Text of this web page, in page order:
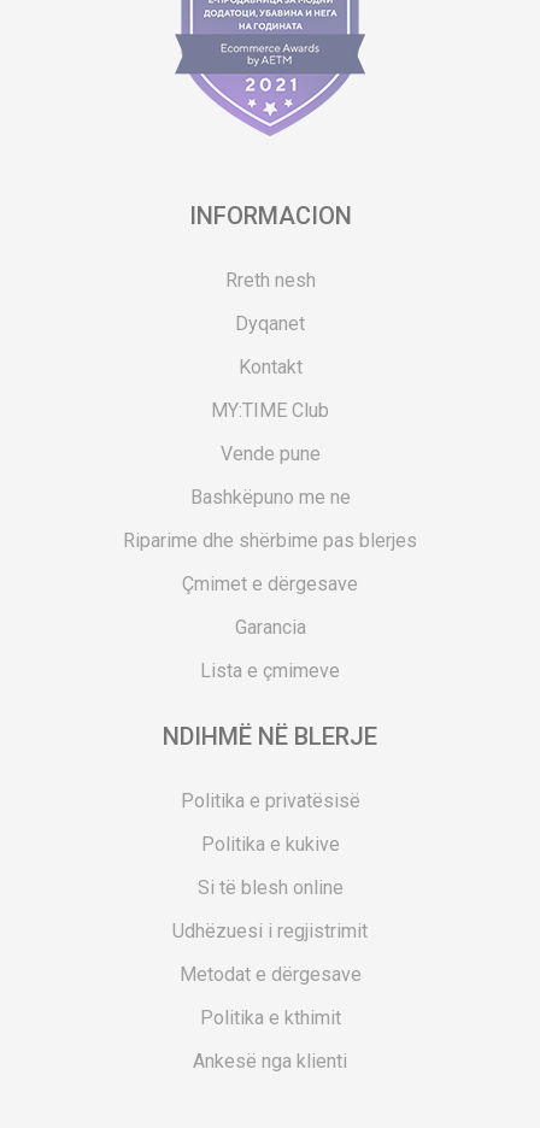
INFORMACION
Rreth nesh
Dyqanet
Kontakt
MY:TIME Club
Vende pune
Bashkëpuno me ne
Riparime dhe shërbime pas blerjes
Çmimet e dërgesave
Garancia
Lista e çmimeve
NDIHMË NË BLERJE
Politika e privatësisë
Politika e kukive
Si të blesh online
Udhëzuesi i regjistrimit
Metodat e dërgesave
Politika e kthimit
Ankesë nga klienti